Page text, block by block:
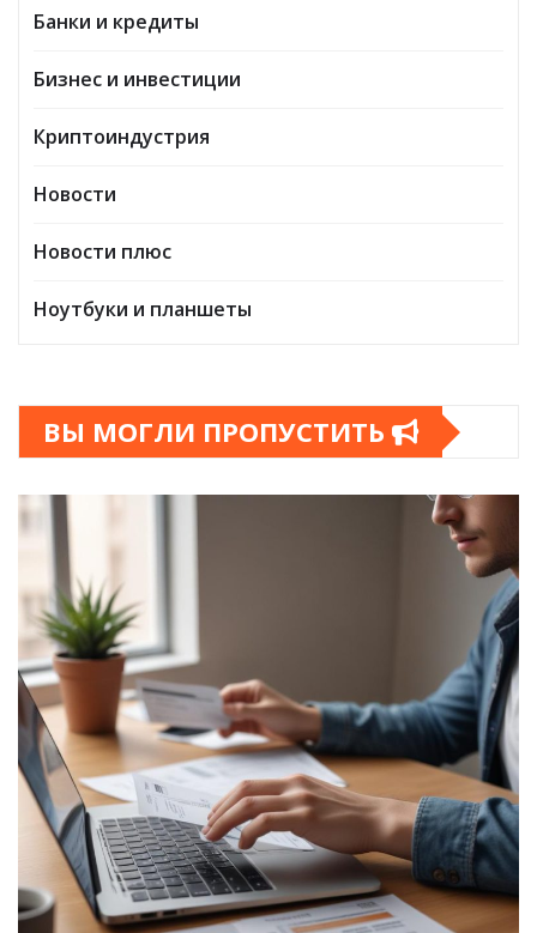
Банки и кредиты
Бизнес и инвестиции
Криптоиндустрия
Новости
Новости плюс
Ноутбуки и планшеты
ВЫ МОГЛИ ПРОПУСТИТЬ